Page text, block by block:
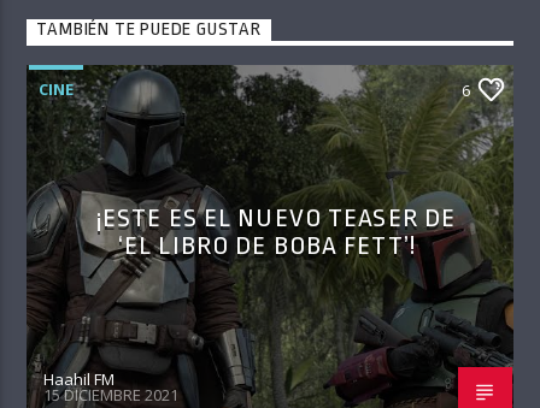
TAMBIÉN TE PUEDE GUSTAR
CINE 6
¡ESTE ES EL NUEVO TEASER DE
‘EL LIBRO DE BOBA FETT’!
Haahil FM
15 DICIEMBRE 2021